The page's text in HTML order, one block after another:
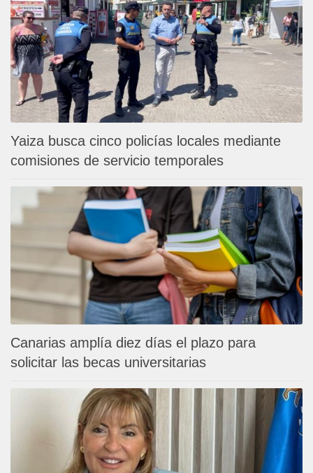
Yaiza busca cinco policías locales mediante
comisiones de servicio temporales
Canarias amplía diez días el plazo para
solicitar las becas universitarias